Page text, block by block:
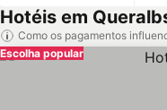
Hotéis em
Como os pagamentos
Escolha popular